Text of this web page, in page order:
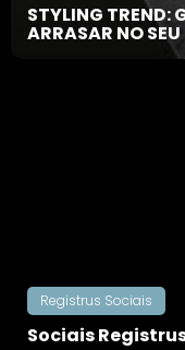
STYLING TREND:
ARRASAR NO
Registrus Sociais
Sociais Registrus